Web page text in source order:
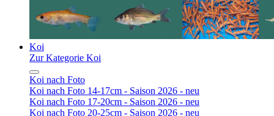
Koi
Zur Kategorie Koi
Koi nach Foto
Koi nach Foto 14-17cm - Saison 2026 - neu
Koi nach Foto 17-20cm - Saison 2026 - neu
Koi nach Foto 20-25cm - Saison 2026 - neu